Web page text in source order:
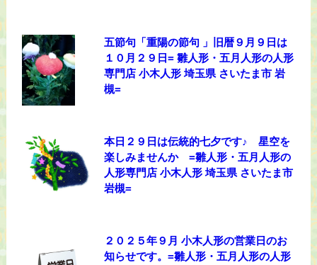
五節句「重陽の節句 」旧暦９月９日は
１０月２９日= 雛人形・五月人形の人形
専門店 小木人形 埼玉県 さいたま市 岩
槻=
本日２９日は伝統的七夕です♪ 星空を
楽しみませんか =雛人形・五月人形の
人形専門店 小木人形 埼玉県 さいたま市
岩槻=
２０２５年９月 小木人形の営業日のお
知らせです。=雛人形・五月人形の人形